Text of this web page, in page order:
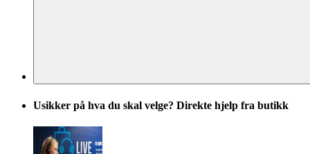
Usikker på hva du skal velge? Direkte hjelp fra butikk